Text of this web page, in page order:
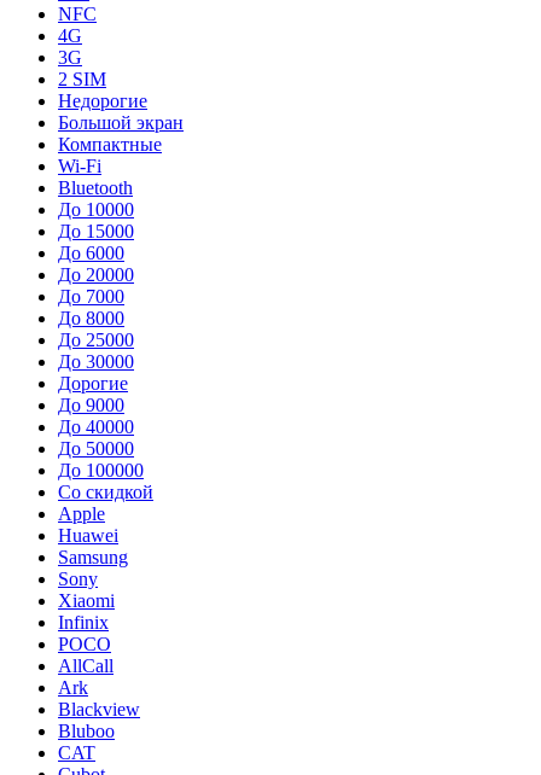
NFC
4G
3G
2 SIM
Недорогие
Большой экран
Компактные
Wi-Fi
Bluetooth
До 10000
До 15000
До 6000
До 20000
До 7000
До 8000
До 25000
До 30000
Дорогие
До 9000
До 40000
До 50000
До 100000
Со скидкой
Apple
Huawei
Samsung
Sony
Xiaomi
Infinix
POCO
AllCall
Ark
Blackview
Bluboo
CAT